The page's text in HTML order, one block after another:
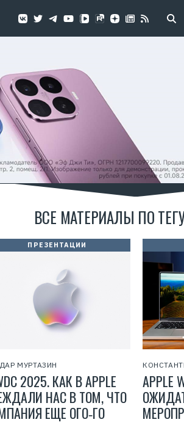
ВСЕ МАТЕРИАЛЫ ПО ТЕГУ
ПРЕЗЕНТАЦИИ
МУРТАЗИН
2025. КАК В APPLE
НАС В ТОМ, ЧТО
ЕЩЕ ОГО‑ГО
APPLE